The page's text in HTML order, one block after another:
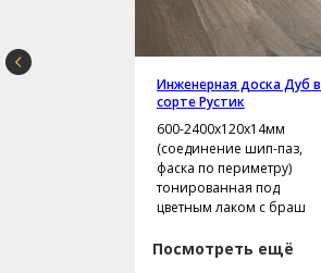
Инженерная доска Дуб в
сорте Рустик
600-2400х120х14мм
(соединение шип-паз,
фаска по периметру)
тонированная под
цветным лаком с браш
Посмотреть ещё